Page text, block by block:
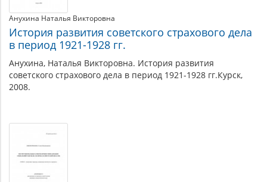
Анухина Наталья Викторовна
История развития советского страхового дела
в период 1921-1928 гг.
Анухина, Наталья Викторовна. История развития
советского страхового дела в период 1921-1928 гг.Курск,
2008.